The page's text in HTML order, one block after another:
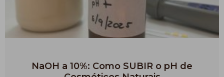
NaOH a 10%: Como SUBIR o pH de